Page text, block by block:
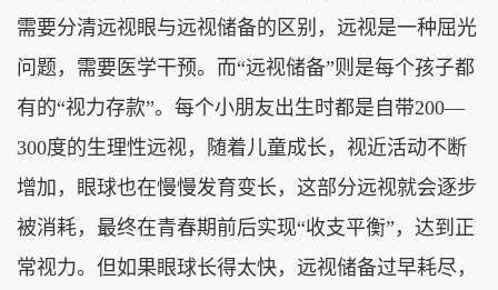
需要分清远视眼与远视储备的区别，远视是一种屈光
问题，需要医学干预。而“远视储备”则是每个孩子都
有的“视力存款”。每个小朋友出生时都是自带200—
300度的生理性远视，随着儿童成长，视近活动不断
增加，眼球也在慢慢发育变长，这部分远视就会逐步
被消耗，最终在青春期前后实现“收支平衡”，达到正
常视力。但如果眼球长得太快，远视储备过早耗尽，